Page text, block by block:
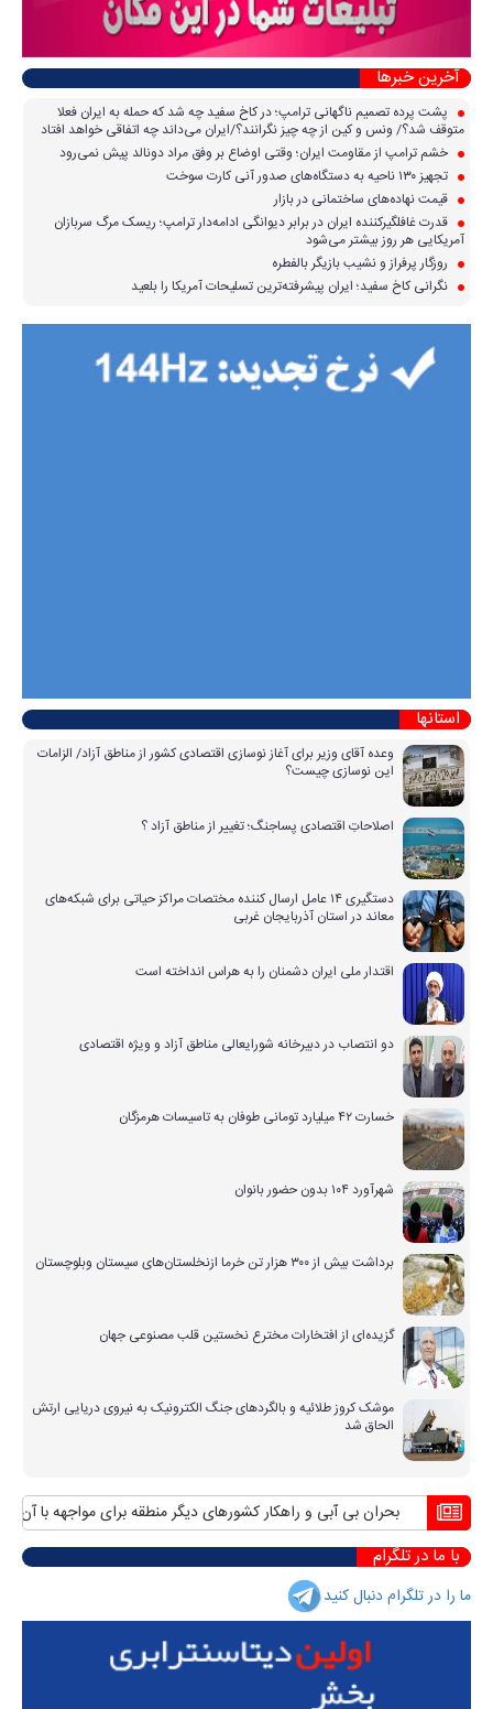
آخرین خبرها
پشت پرده تصمیم ناگهانی ترامپ؛ در کاخ سفید چه شد که حمله به ایران فعلا
متوقف شد؟/ ونس و کین از چه چیز نگرانند؟/ایران می‌داند چه اتفاقی خواهد افتاد
خشم ترامپ از مقاومت ایران؛ وقتی اوضاع بر وفق مراد دونالد پیش نمی‌رود
تجهیز ۱۳۰ ناحیه به دستگاه‌های صدور آنی کارت سوخت
قیمت نهاده‌های ساختمانی در بازار
قدرت غافلگیرکننده ایران در برابر دیوانگی ادامه‌دار ترامپ؛ ریسک مرگ سربازان
آمریکایی هر روز بیشتر می‌شود
روزگار پرفراز و نشیب بازیگر بالفطره
نگرانی کاخ سفید؛ ایران پیشرفته‌ترین تسلیحات آمریکا را بلعید
استانها
وعده آقای وزیر برای آغاز نوسازی اقتصادی کشور از مناطق آزاد/ الزامات
این نوسازی چیست؟
اصلاحاتِ اقتصادی پساجنگ؛ تغییر از مناطق آزاد ؟
دستگیری ۱۴ عامل ارسال کننده مختصات مراکز حیاتی برای شبکه‌های
معاند در استان آذربایجان غربی
اقتدار ملی ایران دشمنان را به هراس انداخته است
دو انتصاب در دبیرخانه شورایعالی مناطق آزاد و ویژه اقتصادی
خسارت ۴۲ میلیارد تومانی طوفان به تاسیسات هرمزگان
شهرآورد ۱۰۴ بدون حضور بانوان
برداشت بیش از ۳۰۰ هزار تن خرما ازنخلستان‌های سیستان وبلوچستان
گزیده‌ای از افتخارات مخترع نخستین قلب مصنوعی جهان
موشک کروز طلائیه و بالگردهای جنگ الکترونیک به نیروی دریایی ارتش
الحاق شد
بحران بی آبی و راهکار کشورهای دیگر منطقه برای مواجهه با آن منافع
با ما در تلگرام
ما را در تلگرام دنبال کنید